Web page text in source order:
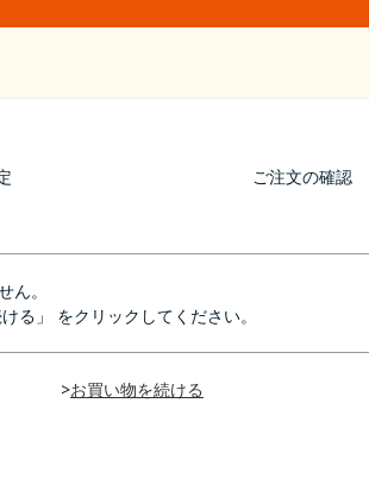
ご注文の確認
ん。
る」 をクリックしてください。
>